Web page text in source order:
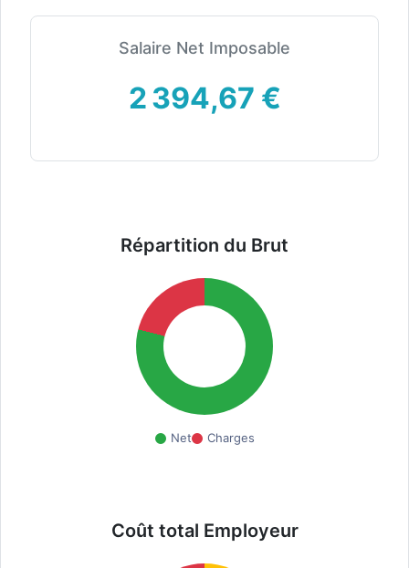
Salaire Net Imposable
2 394,67 €
Répartition du Brut
Net Charges
Coût total Employeur